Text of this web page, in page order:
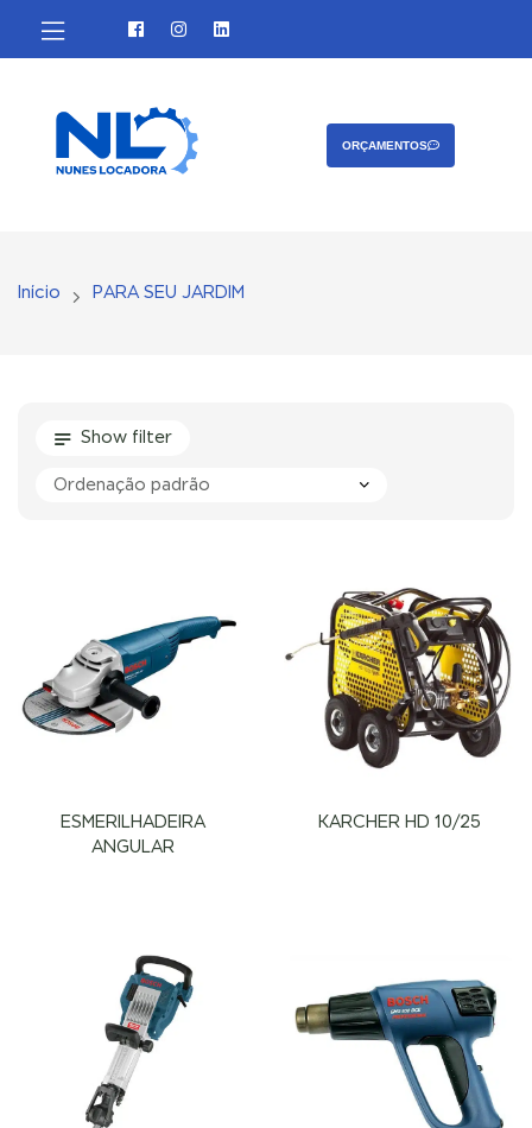
ORÇAMENTOS
Início PARA SEU JARDIM
Show filter
ESMERILHADEIRA
ANGULAR
KARCHER HD 10/25